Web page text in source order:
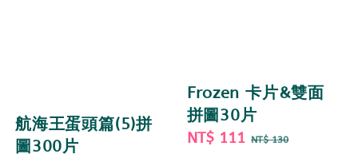
航海王蛋頭篇(5)拼
圖300片
Frozen 卡片&雙面
拼圖30片
Sale
NT$ 111 Regular
NT$ 130